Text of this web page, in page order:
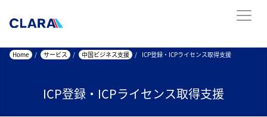
Home / サービス / 中国ビジネス支援 / ICP登録・ICPライセンス取得支援
ICP登録・ICPライセンス取得支援